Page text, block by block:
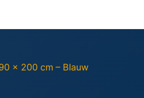
x 200 cm – Blauw